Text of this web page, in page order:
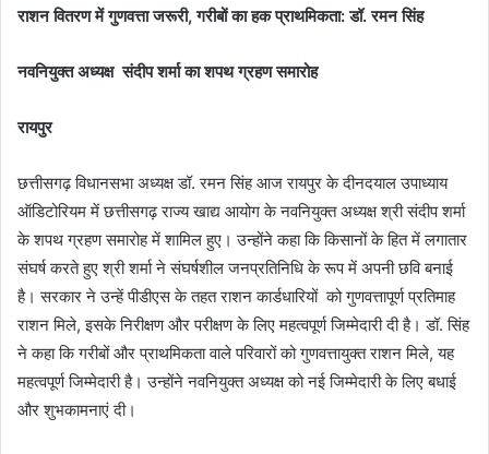
राशन वितरण में गुणवत्ता जरूरी, गरीबों का हक प्राथमिकता: डॉ. रमन सिंह
नवनियुक्त अध्यक्ष संदीप शर्मा का शपथ ग्रहण समारोह
रायपुर
छत्तीसगढ़ विधानसभा अध्यक्ष डॉ. रमन सिंह आज रायपुर के दीनदयाल उपाध्याय
ऑडिटोरियम में छत्तीसगढ़ राज्य खाद्य आयोग के नवनियुक्त अध्यक्ष श्री संदीप शर्मा
के शपथ ग्रहण समारोह में शामिल हुए। उन्होंने कहा कि किसानों के हित में लगातार
संघर्ष करते हुए श्री शर्मा ने संघर्षशील जनप्रतिनिधि के रूप में अपनी छवि बनाई
है। सरकार ने उन्हें पीडीएस के तहत राशन कार्डधारियों को गुणवत्तापूर्ण प्रतिमाह
राशन मिले, इसके निरीक्षण और परीक्षण के लिए महत्वपूर्ण जिम्मेदारी दी है। डॉ. सिंह
ने कहा कि गरीबों और प्राथमिकता वाले परिवारों को गुणवत्तायुक्त राशन मिले, यह
महत्वपूर्ण जिम्मेदारी है। उन्होंने नवनियुक्त अध्यक्ष को नई जिम्मेदारी के लिए बधाई
और शुभकामनाएं दी।